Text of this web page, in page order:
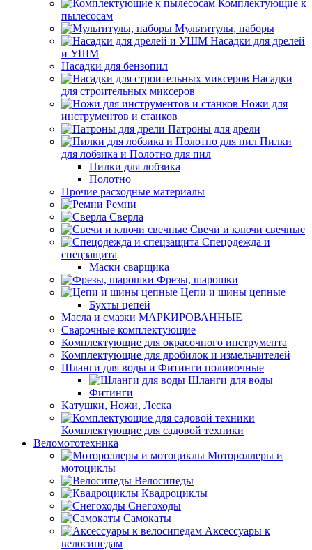
Комплектующие к
пылесосам
Мультитулы, наборы
Насадки для дрелей
и УШМ
Насадки для бензопил
Насадки
для строительных миксеров
Ножи для
инструментов и станков
Патроны для дрели
Пилки
для лобзика и Полотно для пил
Пилки для лобзика
Полотно
Прочие расходные материалы
Ремни
Сверла
Свечи и ключи свечные
Спецодежда и
спецзащита
Маски сварщика
Фрезы, шарошки
Цепи и шины цепные
Бухты цепей
Масла и смазки МАРКИРОВАННЫЕ
Сварочные комплектующие
Комплектующие для окрасочного инструмента
Комплектующие для дробилок и измельчителей
Шланги для воды и Фитинги поливочные
Шланги для воды
Фитинги
Катушки, Ножи, Леска
Комплектующие для садовой техники
Веломототехника
Мотороллеры и
мотоциклы
Велосипеды
Квадроциклы
Снегоходы
Самокаты
Аксессуары к
велосипедам